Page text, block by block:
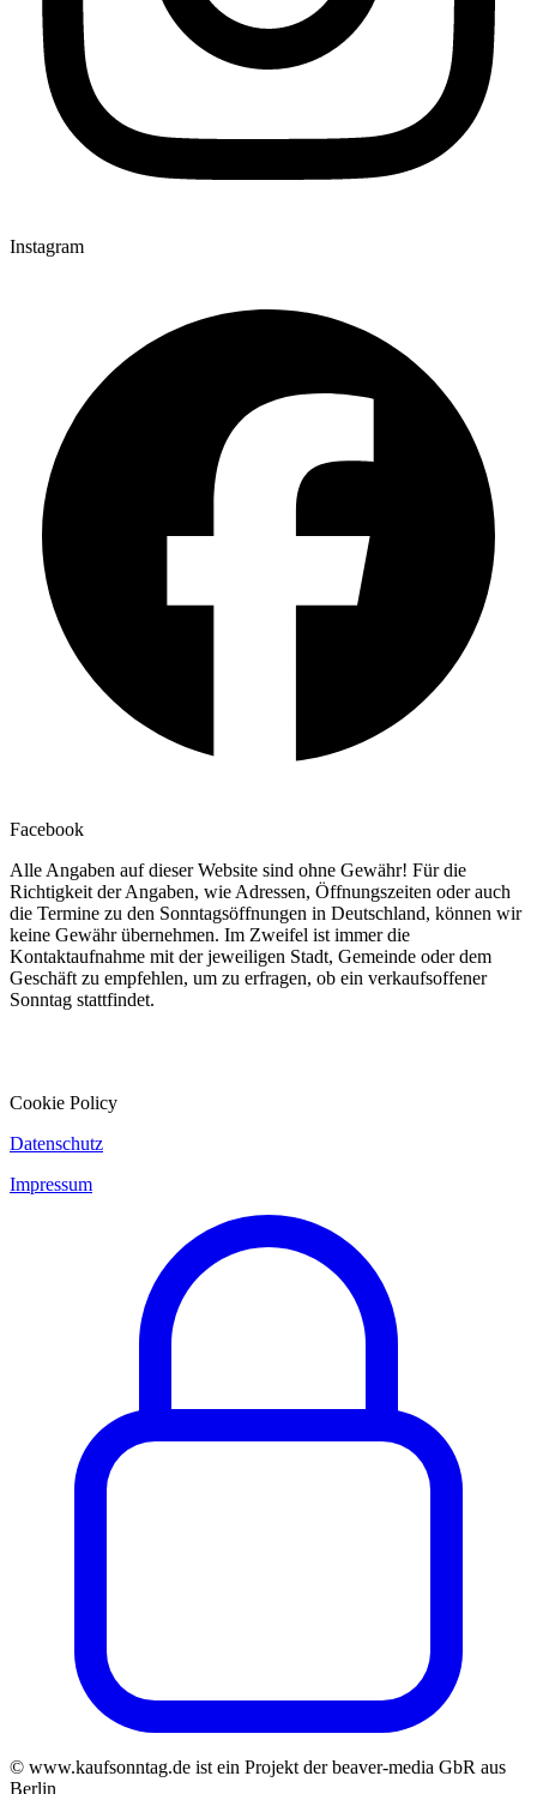
Instagram
Facebook
Alle Angaben auf dieser Website sind ohne Gewähr! Für die
Richtigkeit der Angaben, wie Adressen, Öffnungszeiten oder auch
die Termine zu den Sonntagsöffnungen in Deutschland, können wir
keine Gewähr übernehmen. Im Zweifel ist immer die
Kontaktaufnahme mit der jeweiligen Stadt, Gemeinde oder dem
Geschäft zu empfehlen, um zu erfragen, ob ein verkaufsoffener
Sonntag stattfindet.
Cookie Policy
Datenschutz
Impressum
© www.kaufsonntag.de ist ein Projekt der beaver-media GbR aus
Berlin